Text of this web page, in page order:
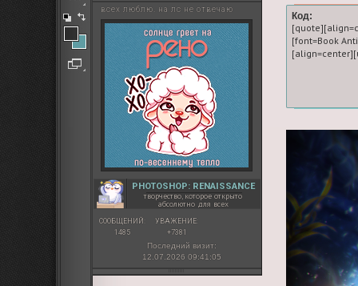
всех люблю. на лс не отвечаю
PHOTOSHOP: RENAISSANCE
творчество, которое открыто
абсолютно для всех
СООБЩЕНИЙ:
1485
УВАЖЕНИЕ:
+7381
Последний визит:
12.07.2026 09:41:05
Код:
[font=Book